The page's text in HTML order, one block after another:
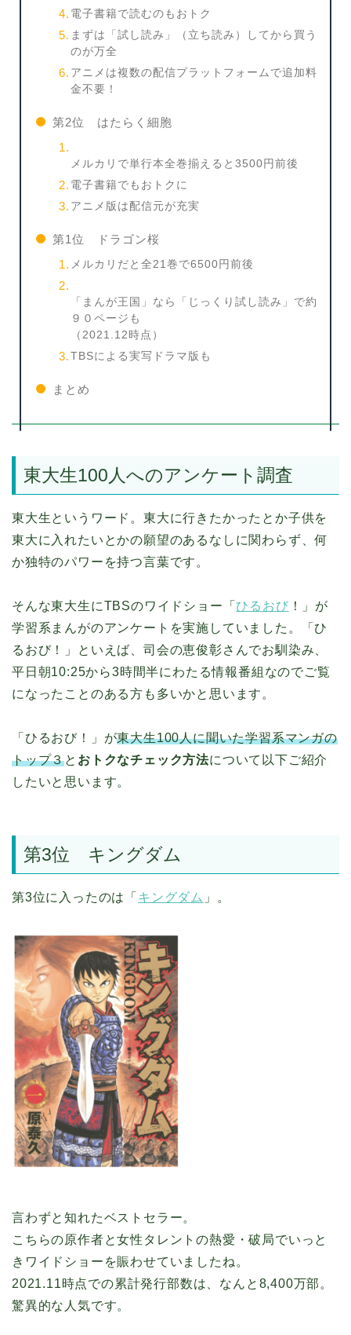
電子書籍で読むのもおトク
まずは「試し読み」（立ち読み）してから買う
のが万全
アニメは複数の配信プラットフォームで追加料
金不要！
第2位 はたらく細胞
メルカリで単行本全巻揃えると3500円前後
電子書籍でもおトクに
アニメ版は配信元が充実
第1位 ドラゴン桜
メルカリだと全21巻で6500円前後
「まんが王国」なら「じっくり試し読み」で約
９０ページも
（2021.12時点）
TBSによる実写ドラマ版も
まとめ
東大生100人へのアンケート調査
東大生というワード。東大に行きたかったとか子供を
東大に入れたいとかの願望のあるなしに関わらず、何
か独特のパワーを持つ言葉です。
そんな東大生にTBSのワイドショー「 ひるおび ！」が
学習系まんがのアンケートを実施していました。「ひ
るおび！」といえば、司会の恵俊彰さんでお馴染み、
平日朝10:25から3時間半にわたる情報番組なのでご覧
になったことのある方も多いかと思います。
「ひるおび！」が東大生100人に聞いた学習系マンガの
トップ３と おトクなチェック方法について以下ご紹介
したいと思います。
第3位 キングダム
第3位に入ったのは「 キングダム 」。
言わずと知れたベストセラー。
こちらの原作者と女性タレントの熱愛・破局でいっと
きワイドショーを賑わせていましたね。
2021.11時点での累計発行部数は、なんと8,400万部。
驚異的な人気です。